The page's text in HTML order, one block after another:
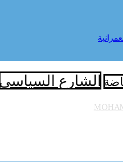
الشارع السياسي